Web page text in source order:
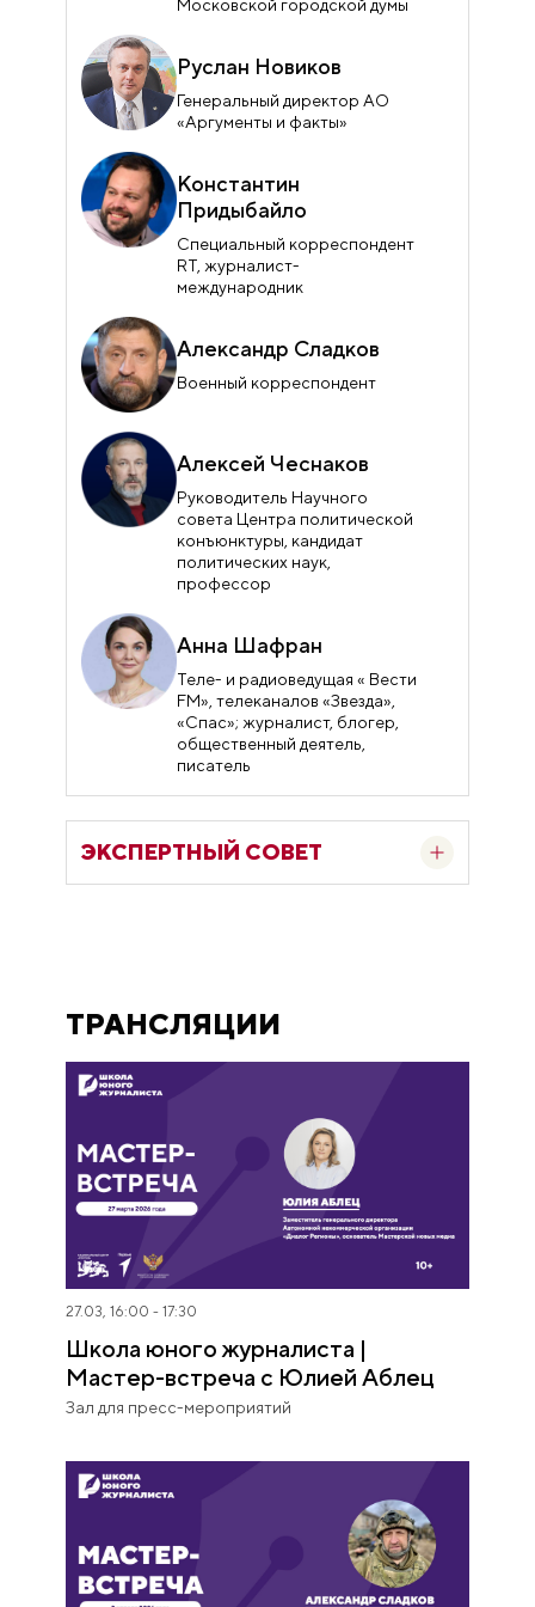
Московской городской думы
Руслан Новиков
Генеральный директор АО
«Аргументы и факты»
Константин
Придыбайло
Специальный корреспондент
RT, журналист-
международник
Александр Сладков
Военный корреспондент
Алексей Чеснаков
Руководитель Научного
совета Центра политической
конъюнктуры, кандидат
политических наук,
профессор
Анна Шафран
Теле- и радиоведущая « Вести
FM», телеканалов «Звезда»,
«Спас»; журналист, блогер,
общественный деятель,
писатель
ЭКСПЕРТНЫЙ СОВЕТ
журналист, специалист по PR
и стратегическим
коммуникациям
Айса Бадмаева
продвижения бренда
работодателя
Надежда
Воскресенская
профессиональный редактор
Полина Готовчиц
Продюсер Мастерской новых
ТРАНСЛЯЦИИ
27.03, 16:00 - 17:30
Школа юного журналиста |
Мастер-встреча с Юлией Аблец
Зал для пресс-мероприятий